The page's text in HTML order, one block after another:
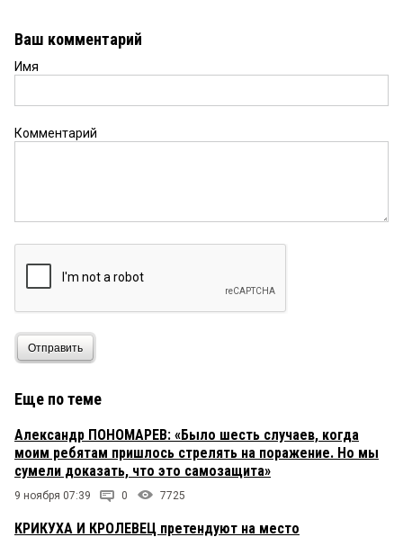
Ваш комментарий
Имя
Комментарий
Отправить
Еще по теме
Александр ПОНОМАРЕВ: «Было шесть случаев, когда
моим ребятам пришлось стрелять на поражение. Но мы
сумели доказать, что это самозащита»
9 ноября 07:39 0 7725
КРИКУХА И КРОЛЕВЕЦ претендуют на место